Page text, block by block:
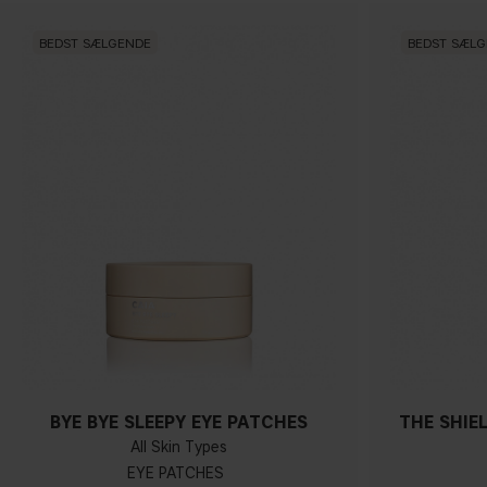
BEDST SÆLGENDE
BYE BYE SLEEPY EYE PATCHES
All Skin Types
EYE PATCHES
BEDST
THE